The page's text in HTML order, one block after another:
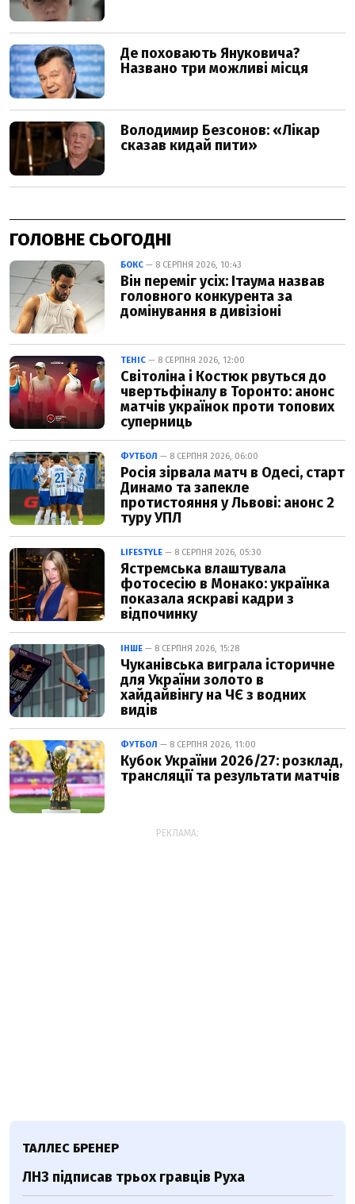
ГОЛОВНЕ СЬОГОДНІ
БОКС — 8 СЕРПНЯ 2026, 10:43
Він переміг усіх: Ітаума назвав
головного конкурента за
домінування в дивізіоні
ТЕНІС — 8 СЕРПНЯ 2026, 12:00
Світоліна і Костюк рвуться до
чвертьфіналу в Торонто: анонс
матчів українок проти топових
суперниць
ФУТБОЛ — 8 СЕРПНЯ 2026, 06:00
Росія зірвала матч в Одесі, старт
Динамо та запекле
протистояння у Львові: анонс 2
туру УПЛ
LIFESTYLE — 8 СЕРПНЯ 2026, 05:30
Ястремська влаштувала
фотосесію в Монако: українка
показала яскраві кадри з
відпочинку
ІНШЕ — 8 СЕРПНЯ 2026, 15:28
Чуканівська виграла історичне
для України золото в
хайдайвінгу на ЧЄ з водних
видів
ФУТБОЛ — 8 СЕРПНЯ 2026, 11:00
Кубок України 2026/27: розклад,
трансляції та результати матчів
РЕКЛАМА:
ТАЛЛЕС БРЕНЕР
ЛНЗ підписав трьох гравців Руха